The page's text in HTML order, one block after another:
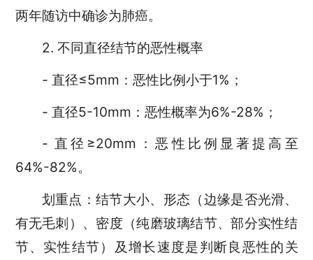
两年随访中确诊为肺癌。
2. 不同直径结节的恶性概率
- 直径≤5mm：恶性比例小于1%；
- 直径5-10mm：恶性概率为6%-28%；
- 直径≥20mm：恶性比例显著提高至
64%-82%。
划重点：结节大小、形态（边缘是否光滑、
有无毛刺）、密度（纯磨玻璃结节、部分实性结
节、实性结节）及增长速度是判断良恶性的关